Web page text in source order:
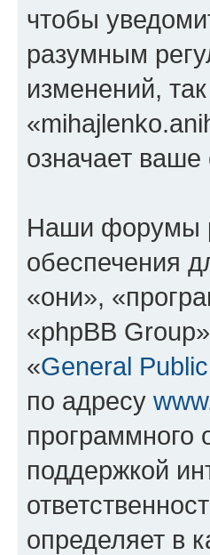
чтобы
разумным
изменений,
означает
Наши форумы
обеспечения
«они»,
«phpBB
«General
по адресу
программного
поддержкой
определяет в